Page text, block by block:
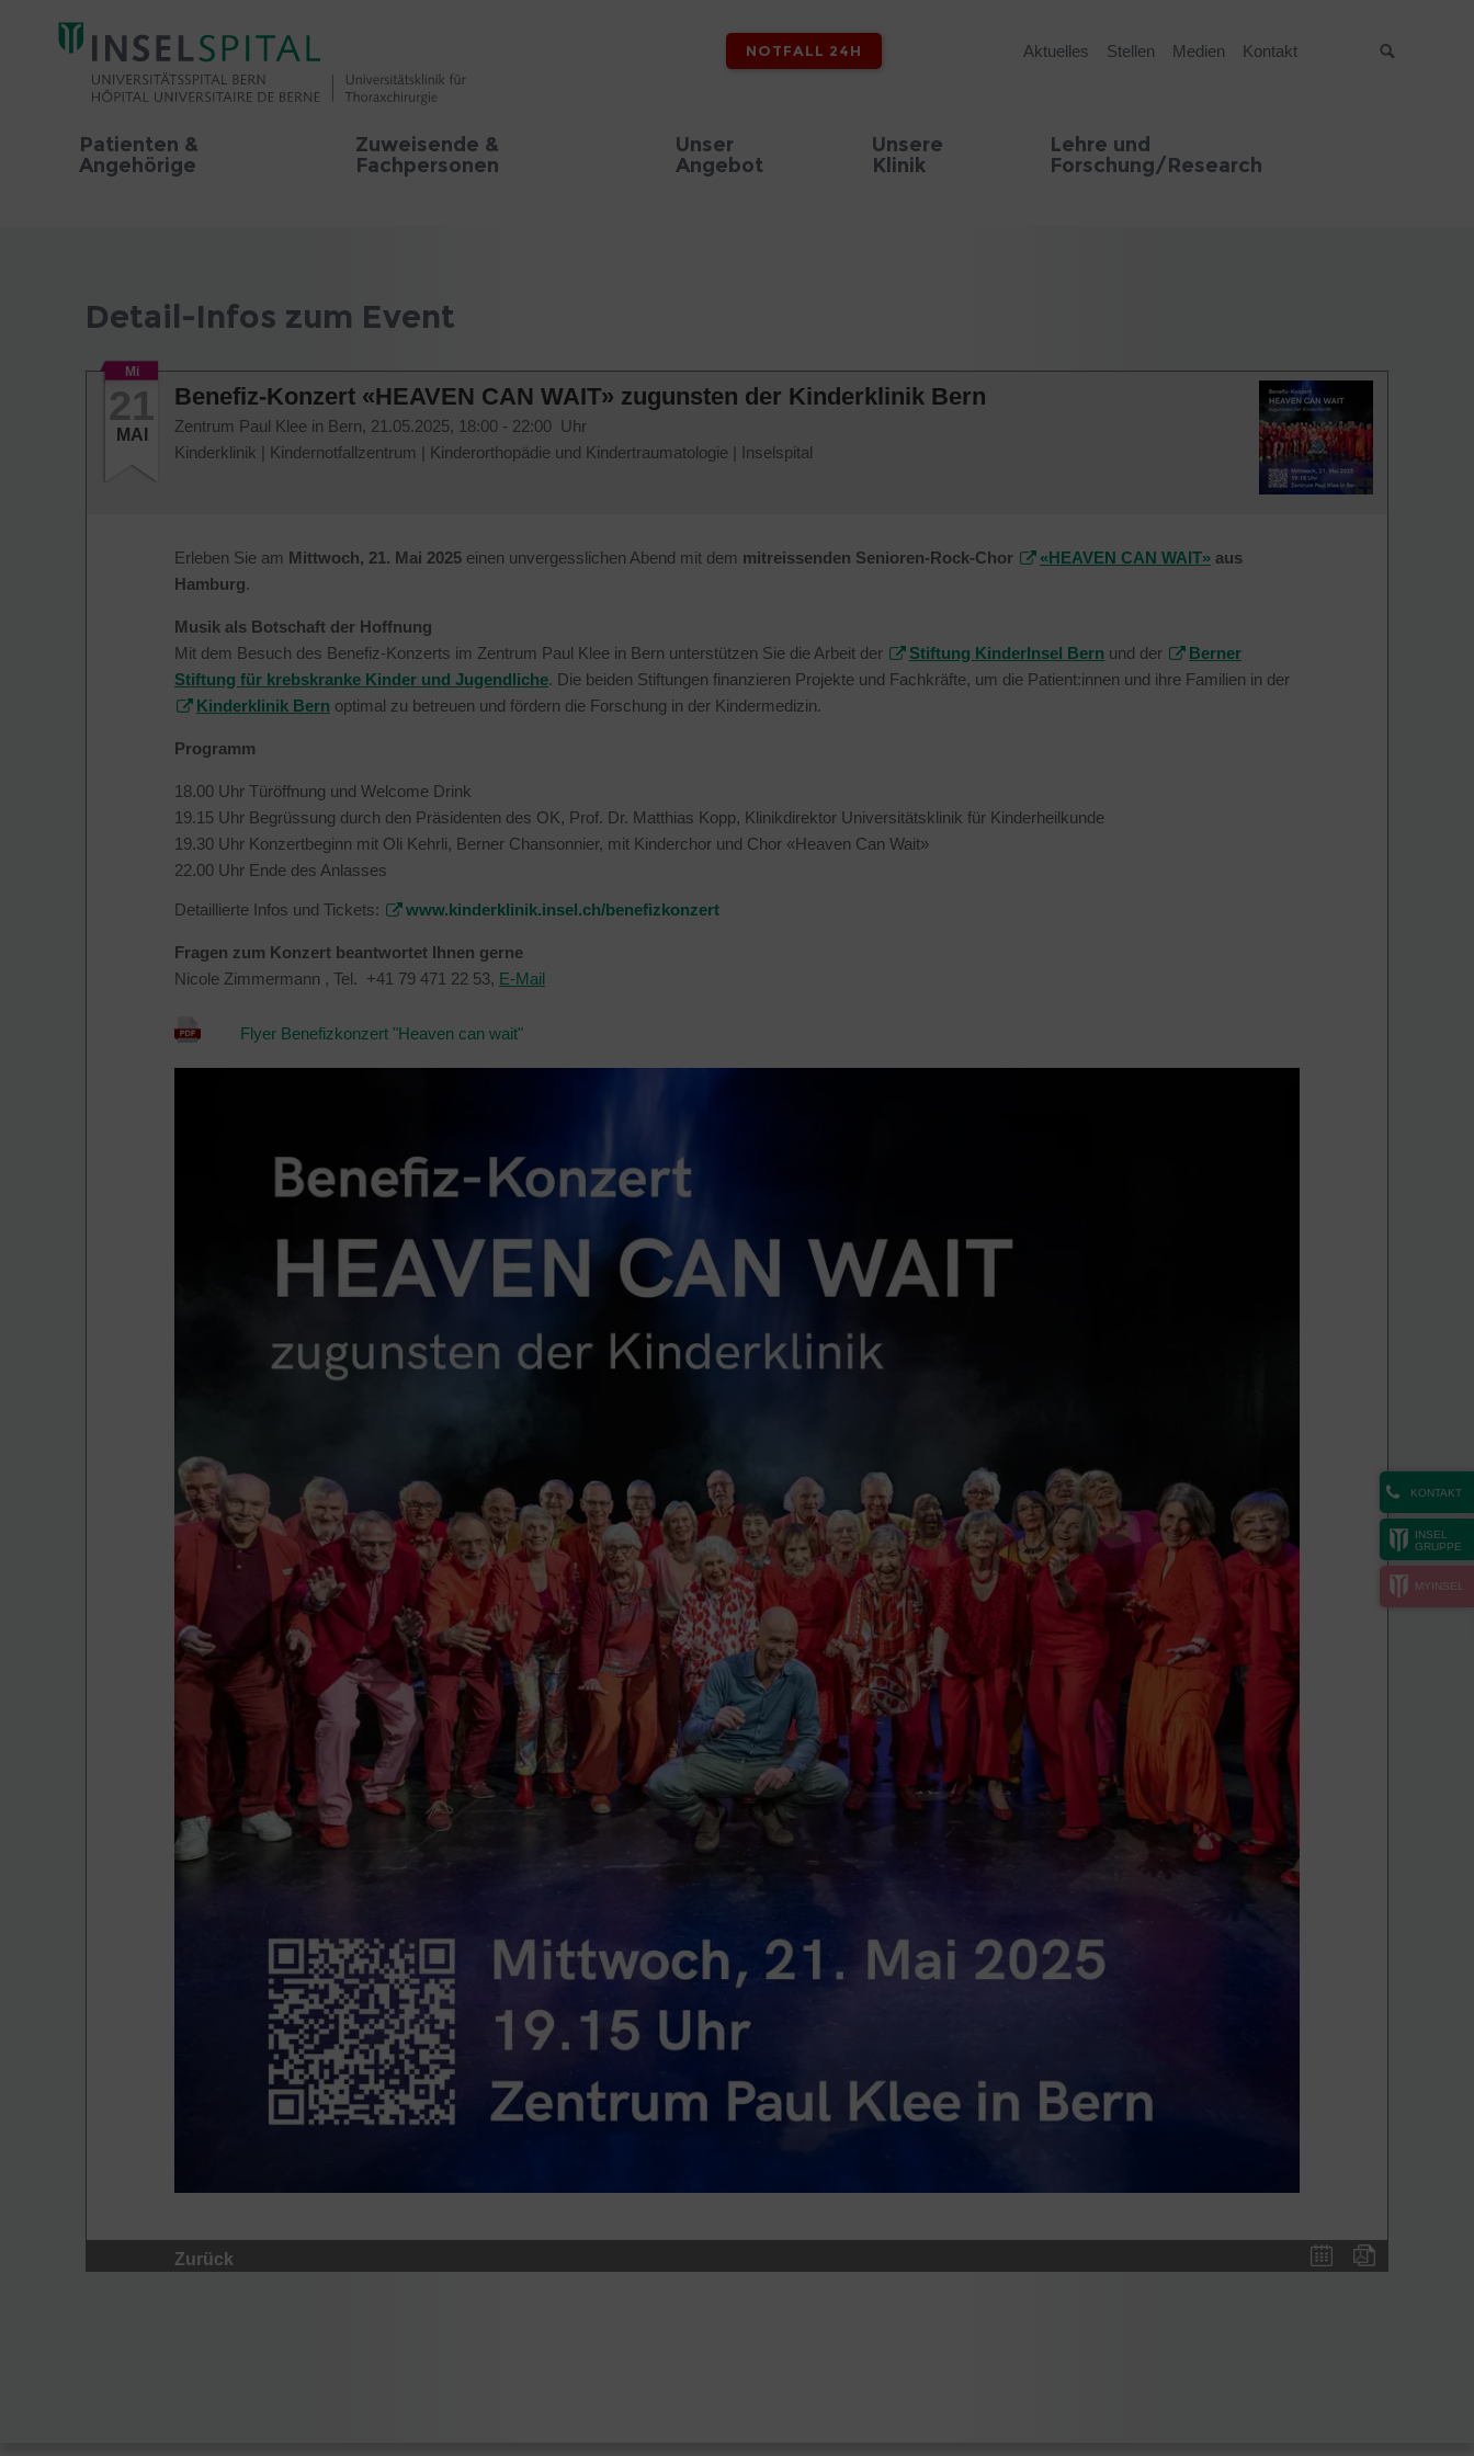
NOTFALL 24H Aktuelles Stellen Medien Kontakt
Patienten &
Angehörige
Zuweisende &
Fachpersonen
Unser
Angebot
Unsere
Klinik
Lehre und
Forschung/Research
KONTAKT
INSEL
GRUPPE
MYINSEL
Detail-Infos zum Event
Mi
21
MAI
Benefiz-Konzert «HEAVEN CAN WAIT» zugunsten der Kinderklinik Bern
Zentrum Paul Klee in Bern, 21.05.2025, 18:00 - 22:00 Uhr
Kinderklinik | Kindernotfallzentrum | Kinderorthopädie und Kindertraumatologie | Inselspital
Erleben Sie am Mittwoch, 21. Mai 2025 einen unvergesslichen Abend mit dem mitreissenden Senioren-Rock-Chor «HEAVEN CAN WAIT» aus
Hamburg.
Musik als Botschaft der Hoffnung
Mit dem Besuch des Benefiz-Konzerts im Zentrum Paul Klee in Bern unterstützen Sie die Arbeit der
Stiftung KinderInsel Bern und der
Berner
Stiftung für krebskranke Kinder und Jugendliche. Die beiden Stiftungen finanzieren Projekte und Fachkräfte, um die Patient:innen und ihre Familien in der
Kinderklinik Bern optimal zu betreuen und fördern die Forschung in der Kindermedizin.
Programm
18.00 Uhr Türöffnung und Welcome Drink
19.15 Uhr Begrüssung durch den Präsidenten des OK, Prof. Dr. Matthias Kopp, Klinikdirektor Universitätsklinik für Kinderheilkunde
19.30 Uhr Konzertbeginn mit Oli Kehrli, Berner Chansonnier, mit Kinderchor und Chor «Heaven Can Wait»
22.00 Uhr Ende des Anlasses
Detaillierte Infos und Tickets: www.kinderklinik.insel.ch/benefizkonzert
Fragen zum Konzert beantwortet Ihnen gerne
Nicole Zimmermann , Tel. +41 79 471 22 53, E-Mail
Flyer Benefizkonzert "Heaven can wait"
Zurück